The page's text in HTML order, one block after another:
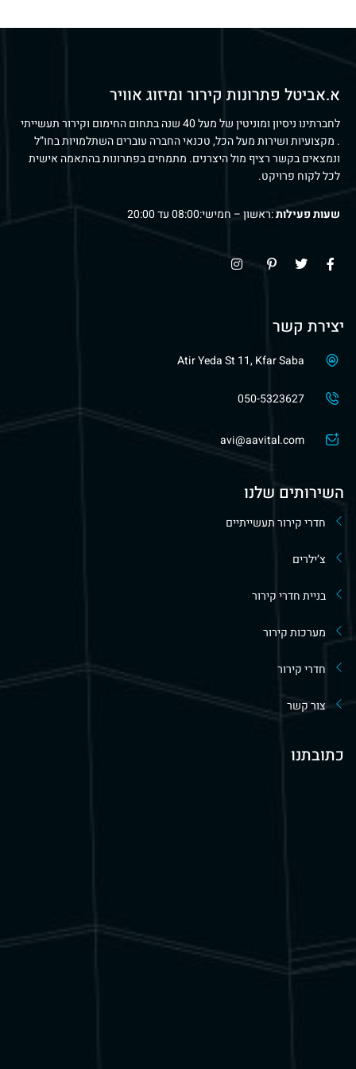
א.אביטל פתרונות קירור ומיזוג אוויר
לחברתינו ניסיון ומוניטין של מעל 40 שנה בתחום החימום וקירור תעשייתי
. מקצועיות ושירות מעל הכל, טכנאי החברה עוברים השתלמויות בחו”ל
ונמצאים בקשר רציף מול היצרנים. מתמחים בפתרונות בהתאמה אישית
לכל לקוח פרויקט.
שעות פעילות:ראשון – חמישי:08:00 עד 20:00
יצירת קשר
Atir Yeda St 11, Kfar Saba
050-5323627
avi@aavital.com
השירותים שלנו
חדרי קירור תעשייתיים
צ’ילרים
בניית חדרי קירור
מערכות קירור
חדרי קירור
צור קשר
כתובתנו